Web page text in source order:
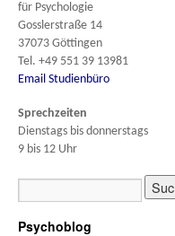
für Psychologie
Gosslerstraße 14
37073 Göttingen
Tel. +49 551 39 13981
Email Studienbüro
Sprechzeiten
Dienstags bis donnerstags
9 bis 12 Uhr
Psychoblog